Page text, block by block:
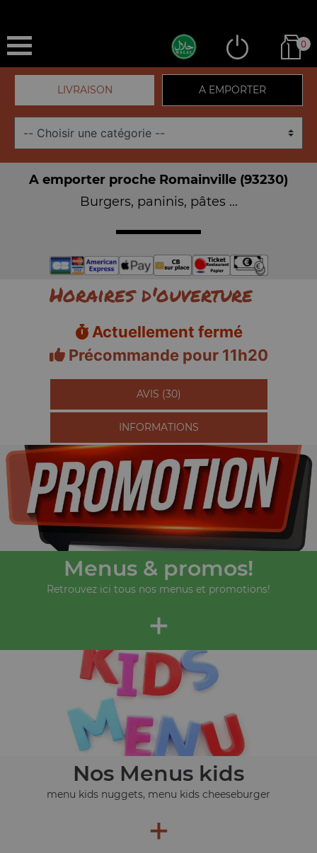
0
LIVRAISON A EMPORTER
A emporter proche Romainville (93230)
Burgers, paninis, pâtes ...
Horaires d'ouverture
Actuellement fermé
Précommande pour 11h20
AVIS (30)
INFORMATIONS
Menus & promos!
Retrouvez ici tous nos menus et promotions!
+
Nos Menus kids
menu kids nuggets, menu kids cheeseburger
+